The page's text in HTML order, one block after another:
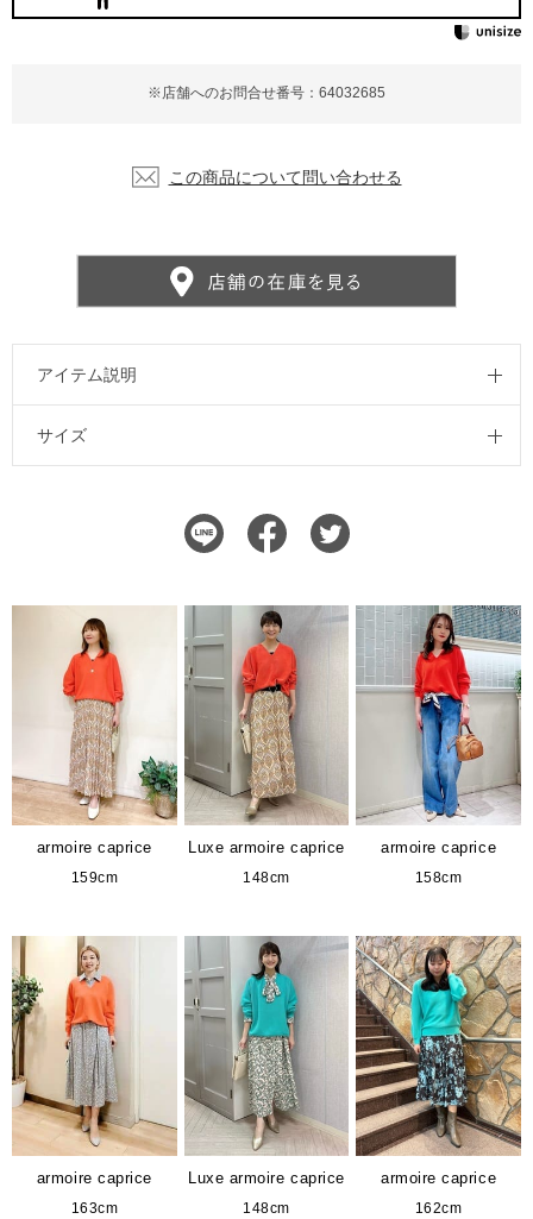
※店舗へのお問合せ番号：64032685
この商品について問い合わせる
アイテム説明
サイズ
armoire caprice
159cm
Luxe armoire caprice
148cm
armoire caprice
158cm
armoire caprice
163cm
Luxe armoire caprice
148cm
armoire caprice
162cm